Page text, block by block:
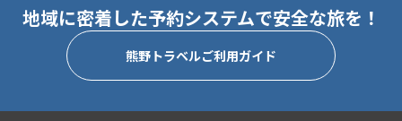
地域に密着した予約システムで安全な旅を！
熊野トラベルご利用ガイド